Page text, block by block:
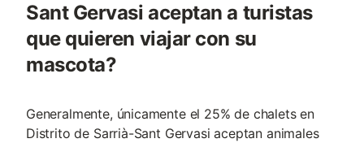
Sant Gervasi aceptan a turistas
que quieren viajar con su
mascota?
Generalmente, únicamente el 25% de chalets en
Distrito de Sarrià-Sant Gervasi aceptan animales